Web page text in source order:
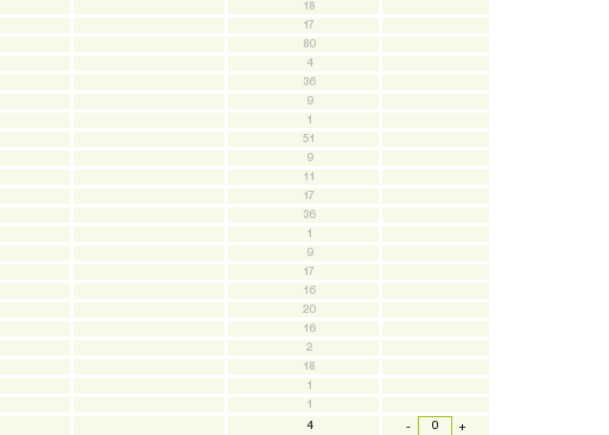
18
17
80
4
36
9
1
51
9
11
17
36
1
9
17
16
20
16
2
18
1
1
4 - +